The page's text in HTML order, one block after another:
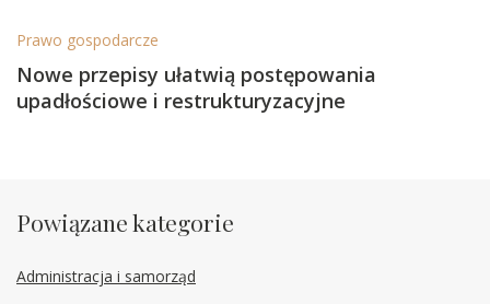
Prawo gospodarcze
Nowe przepisy ułatwią postępowania
upadłościowe i restrukturyzacyjne
Powiązane kategorie
Administracja i samorząd